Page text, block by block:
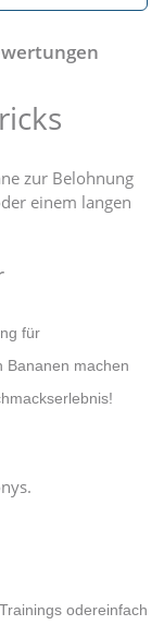
zur Belohnung
einem langen
für
Bananen machen
odereinfach